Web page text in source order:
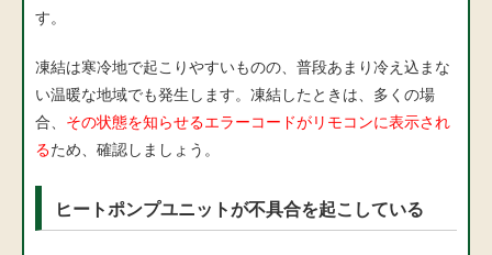
す。
凍結は寒冷地で起こりやすいものの、普段あまり冷え込まな
い温暖な地域でも発生します。凍結したときは、多くの場
合、 その状態を知らせるエラーコードがリモコンに表示され
るため、確認しましょう。
ヒートポンプユニットが不具合を起こしている